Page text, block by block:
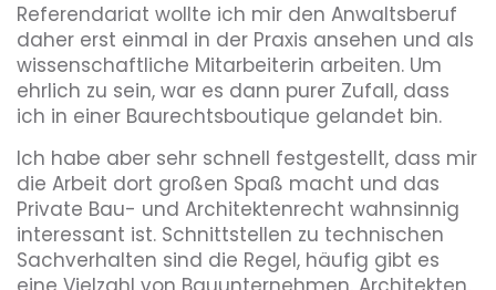
Referendariat wollte ich mir den Anwaltsberuf
daher erst einmal in der Praxis ansehen und als
wissenschaftliche Mitarbeiterin arbeiten. Um
ehrlich zu sein, war es dann purer Zufall, dass
ich in einer Baurechtsboutique gelandet bin.
Ich habe aber sehr schnell festgestellt, dass mir
die Arbeit dort großen Spaß macht und das
Private Bau- und Architektenrecht wahnsinnig
interessant ist. Schnittstellen zu technischen
Sachverhalten sind die Regel, häufig gibt es